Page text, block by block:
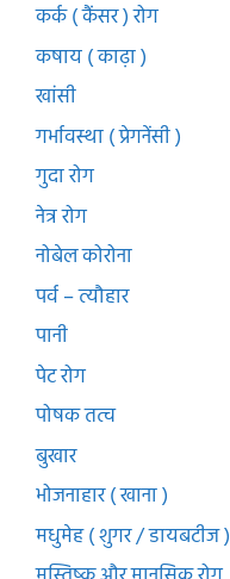
कर्क ( कैंसर ) रोग
कषाय ( काढ़ा )
खांसी
गर्भावस्था ( प्रेगनेंसी )
गुदा रोग
नेत्र रोग
नोबेल कोरोना
पर्व – त्यौहार
पानी
पेट रोग
पोषक तत्व
बुखार
भोजनाहार ( खाना )
मधुमेह ( शुगर / डायबटीज )